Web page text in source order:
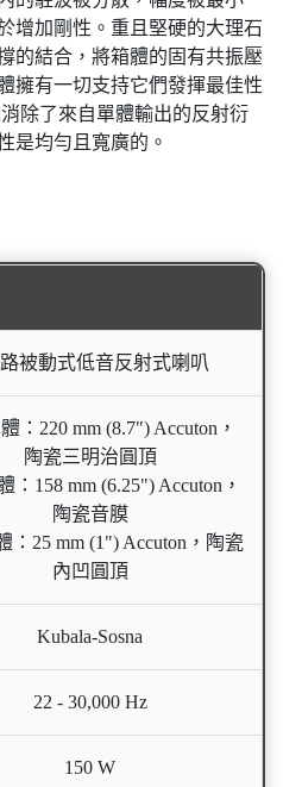
增加剛性。重且堅硬的大理石
的結合，將箱體的固有共振壓
擁有一切支持它們發揮最佳性
除了來自單體輸出的反射衍
是均勻且寬廣的。
被動式低音反射式喇叭
：220 mm (8.7") Accuton，
陶瓷三明治圓頂
：158 mm (6.25") Accuton，
陶瓷音膜
：25 mm (1") Accuton，陶瓷
內凹圓頂
Kubala-Sosna
22 - 30,000 Hz
150 W